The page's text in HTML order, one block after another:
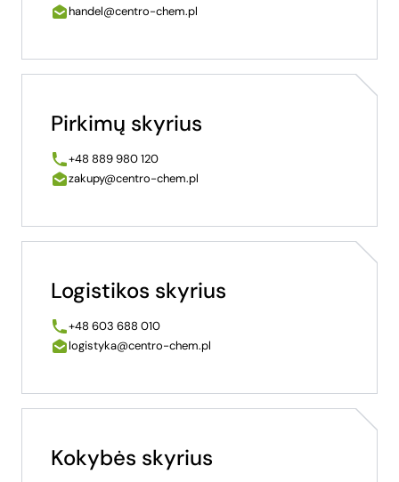
handel@centro-chem.pl
Pirkimų skyrius
+48 889 980 120
zakupy@centro-chem.pl
Logistikos skyrius
+48 603 688 010
logistyka@centro-chem.pl
Kokybės skyrius